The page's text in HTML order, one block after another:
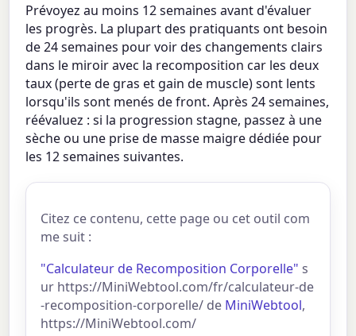
Prévoyez au moins 12 semaines avant d'évaluer
les progrès. La plupart des pratiquants ont besoin
de 24 semaines pour voir des changements clairs
dans le miroir avec la recomposition car les deux
taux (perte de gras et gain de muscle) sont lents
lorsqu'ils sont menés de front. Après 24 semaines,
réévaluez : si la progression stagne, passez à une
sèche ou une prise de masse maigre dédiée pour
les 12 semaines suivantes.
Citez ce contenu, cette page ou cet outil com
me suit :
"Calculateur de Recomposition Corporelle" s
ur https://MiniWebtool.com/fr/calculateur-de
-recomposition-corporelle/ de MiniWebtool,
https://MiniWebtool.com/